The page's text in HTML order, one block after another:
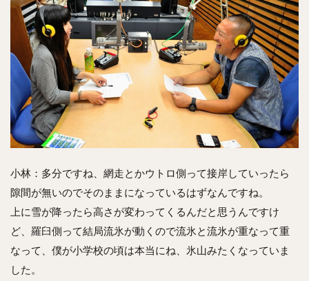
小林：多分ですね、網走とかウトロ側って接岸していったら
隙間が無いのでそのままになっているはずなんですね。
上に雪が降ったら高さが変わってくるんだと思うんですけ
ど、羅臼側って結局流氷が動くので流氷と流氷が重なって重
なって、僕が小学校の頃は本当にね、氷山みたくなっていま
した。